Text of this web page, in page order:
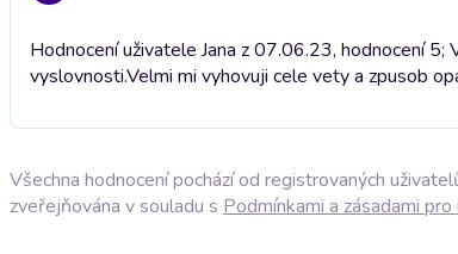
Hodnocení uživatele Jana z 07.06.23, hodnocení
vyslovnosti.Velmi mi vyhovuji cele vety a zpusob
Všechna hodnocení pochází od registrovaných
zveřejňována v souladu s Podmínkami a zásadami